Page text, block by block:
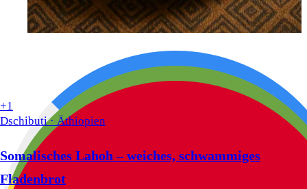
+1
Dschibuti · Äthiopien
Somalisches Lahoh – weiches, schwammiges
Fladenbrot